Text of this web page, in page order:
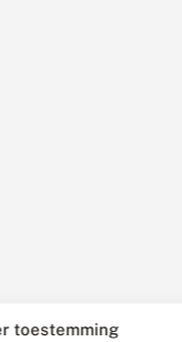
toestemming